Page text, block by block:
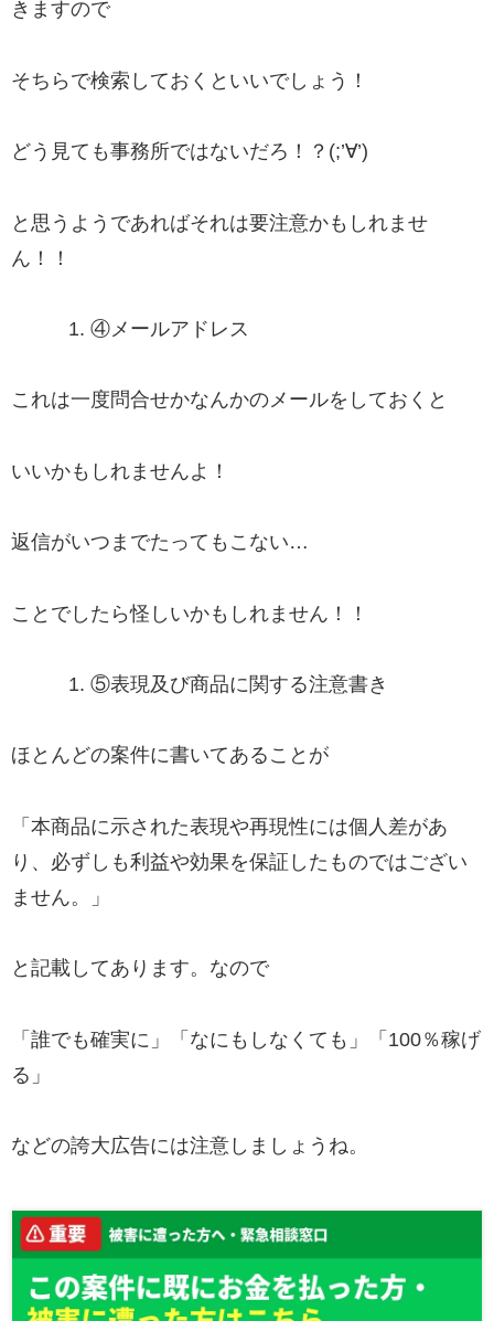
きますので
そちらで検索しておくといいでしょう！
どう見ても事務所ではないだろ！？(;’∀’)
と思うようであればそれは要注意かもしれませ
ん！！
④ メールアドレス
これは一度問合せかなんかのメールをしておくと
いいかもしれませんよ！
返信がいつまでたってもこない…
ことでしたら怪しいかもしれません！！
⑤表現及び商品に関する注意書き
ほとんどの案件に書いてあることが
「本商品に示された表現や再現性には個人差があ
り、必ずしも利益や効果を保証したものではござい
ません。」
と記載してあります。なので
「誰でも確実に」「なにもしなくても」「100％稼げ
る」
などの誇大広告には注意しましょうね。